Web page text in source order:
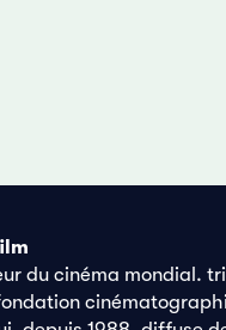
du cinéma mondial.